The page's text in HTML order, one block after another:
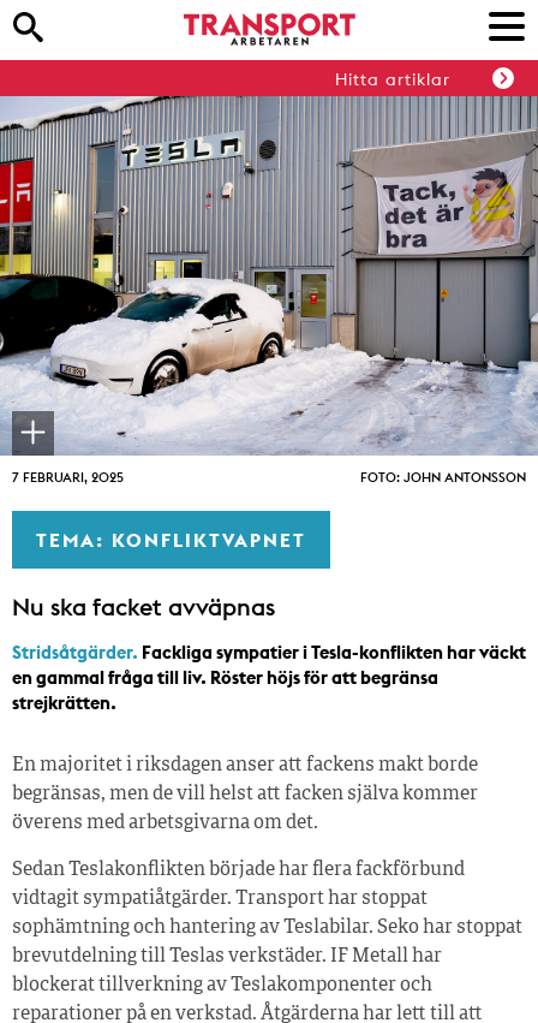
Hitta artiklar
7 FEBRUARI, 2025 FOTO: JOHN ANTONSSON
TEMA: KONFLIKTVAPNET
Nu ska facket avväpnas
Stridsåtgärder. Fackliga sympatier i Tesla-konflikten har väckt
en gammal fråga till liv. Röster höjs för att begränsa
strejkrätten.
En majoritet i riksdagen anser att fackens makt borde
begränsas, men de vill helst att facken själva kommer
överens med arbetsgivarna om det.
Sedan Teslakonflikten började har flera fackförbund
vidtagit sympatiåtgärder. Transport har stoppat
sophämtning och hantering av Teslabilar. Seko har stoppat
brevutdelning till Teslas verkstäder. IF Metall har
blockerat tillverkning av Teslakomponenter och
reparationer på en verkstad. Åtgärderna har lett till att